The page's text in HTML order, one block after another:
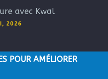
avec Kwal
2026
POUR AMÉLIORER